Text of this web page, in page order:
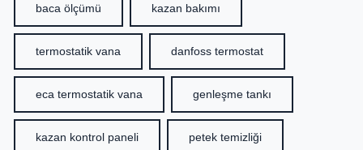
baca ölçümü kazan bakımı
termostatik vana danfoss termostat
eca termostatik vana genleşme tankı
kazan kontrol paneli petek temizliği